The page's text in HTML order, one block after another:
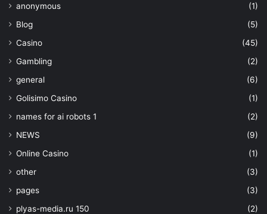
anonymous
(1)
Blog
(5)
Casino
(45)
Gambling
(2)
general
(6)
Golisimo Casino
(1)
names for ai robots 1
(2)
NEWS
(9)
Online Casino
(1)
other
(3)
pages
(3)
plyas-media.ru 150
(2)